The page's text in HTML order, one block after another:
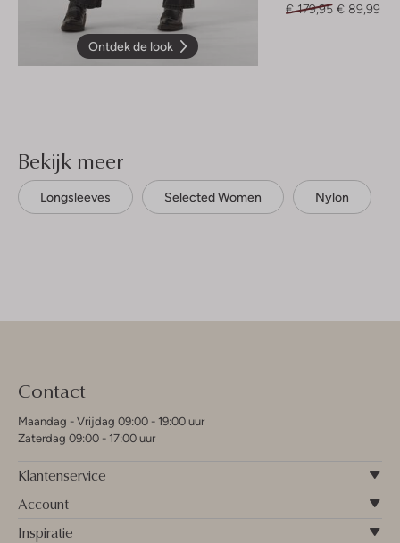
Ontdek de look
€ 179,95 € 89,99
Bekijk meer
Longsleeves Selected Women Nylon
Contact
Maandag - Vrijdag 09:00 - 19:00 uur
Zaterdag 09:00 - 17:00 uur
Klantenservice
Account
Inspiratie